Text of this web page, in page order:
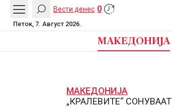
Вести денес 0
Петок, 7. Август 2026.
МАКЕДОНИЈА
МАКЕДОНИЈА
„КРАЛЕВИТЕ“ СОНУВААТ